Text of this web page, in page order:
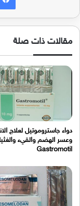
مقالات ذات صلة
دواء جاستروموتيل لعلاج
وعسر الهضم والقيء
Gastromotil